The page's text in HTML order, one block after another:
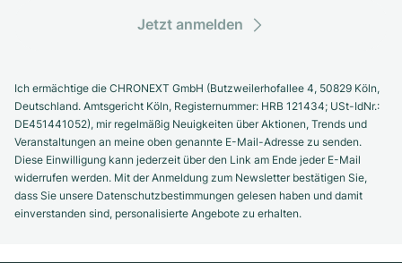
Jetzt anmelden
Ich ermächtige die CHRONEXT GmbH (Butzweilerhofallee 4, 50829 Köln,
Deutschland. Amtsgericht Köln, Registernummer: HRB 121434; USt-IdNr.:
DE451441052), mir regelmäßig Neuigkeiten über Aktionen, Trends und
Veranstaltungen an meine oben genannte E-Mail-Adresse zu senden.
Diese Einwilligung kann jederzeit über den Link am Ende jeder E-Mail
widerrufen werden. Mit der Anmeldung zum Newsletter bestätigen Sie,
dass Sie unsere Datenschutzbestimmungen gelesen haben und damit
einverstanden sind, personalisierte Angebote zu erhalten.